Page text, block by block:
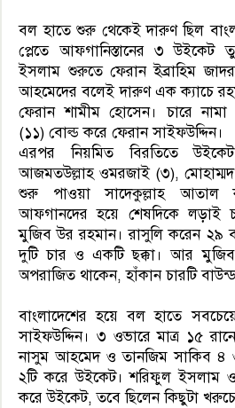
বল হাতে শুরু থেকেই দারুণ ছিল
প্লেতে আফগানিস্তানের ৩ উইকেট
ইসলাম শুরুতে ফেরান ইব্রাহিম
আহমেদের বলেই দারুণ এক ক্যাচে
ফেরান শামীম হোসেন। চারে নামা
(১১) বোল্ড করে ফেরান সাইফউদ্দিন।
এরপর নিয়মিত বিরতিতে উইকেট
আজমতউল্লাহ ওমরজাই (৩),
শুরু পাওয়া সাদেকুল্লাহ
আফগানদের হয়ে শেষদিকে লড়াই
মুজিব উর রহমান। রাসুলি করেন ২৯
দুটি চার ও একটি ছক্কা। আর
অপরাজিত থাকেন, হাঁকান চারটি
বাংলাদেশের হয়ে বল হাতে
সাইফউদ্দিন। ৩ ওভারে মাত্র ১৫
নাসুম আহমেদ ও তানজিম সাকিব ৪
২টি করে উইকেট। শরিফুল ইসলাম
করে উইকেট, তবে ছিলেন কিছুটা